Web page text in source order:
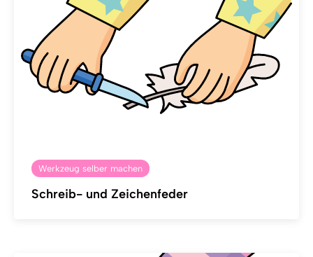
Werkzeug selber machen
Schreib- und Zeichenfeder